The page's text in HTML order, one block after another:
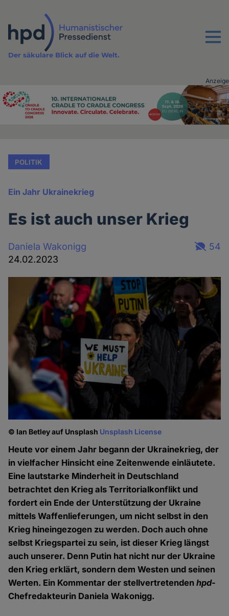
Inhalt
Menu
Der säkulare Blick auf die Welt.
Advertising
Anzeige
POLITIK
Ein Jahr Ukrainekrieg
Es ist auch unser Krieg
Daniela Wakonigg
24.02.2023
54
© Ian Betley auf Unsplash Unsplash License
Heute vor einem Jahr begann der Ukrainekrieg, der
in vielfacher Hinsicht eine Zeitenwende einläutete.
Eine lautstarke Minderheit in Deutschland
betrachtet den Krieg als Territorialkonflikt und
fordert ein Ende der Unterstützung der Ukraine
mittels Waffenlieferungen, um nicht selbst in den
Krieg hineingezogen zu werden. Doch auch ohne
selbst Kriegspartei zu sein, ist dieser Krieg längst
auch unserer. Denn Putin hat nicht nur der Ukraine
den Krieg erklärt, sondern dem Westen und seinen
Werten. Ein Kommentar der stellvertretendenhpd-
Chefredakteurin Daniela Wakonigg.